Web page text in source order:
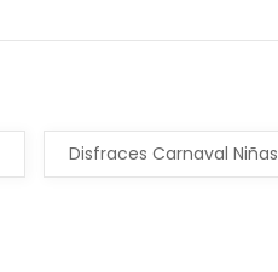
Disfraces Carnaval Niñas